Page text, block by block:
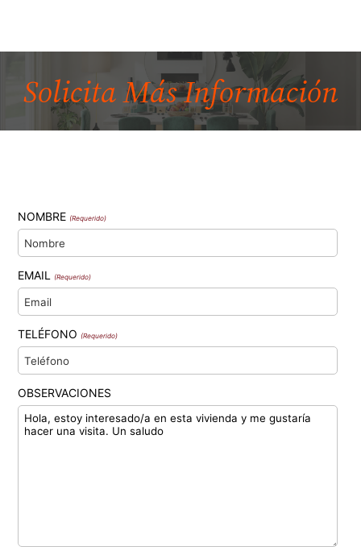
Solicita MásInformación
NOMBRE (Requerido)
EMAIL (Requerido)
TELÉFONO (Requerido)
OBSERVACIONES